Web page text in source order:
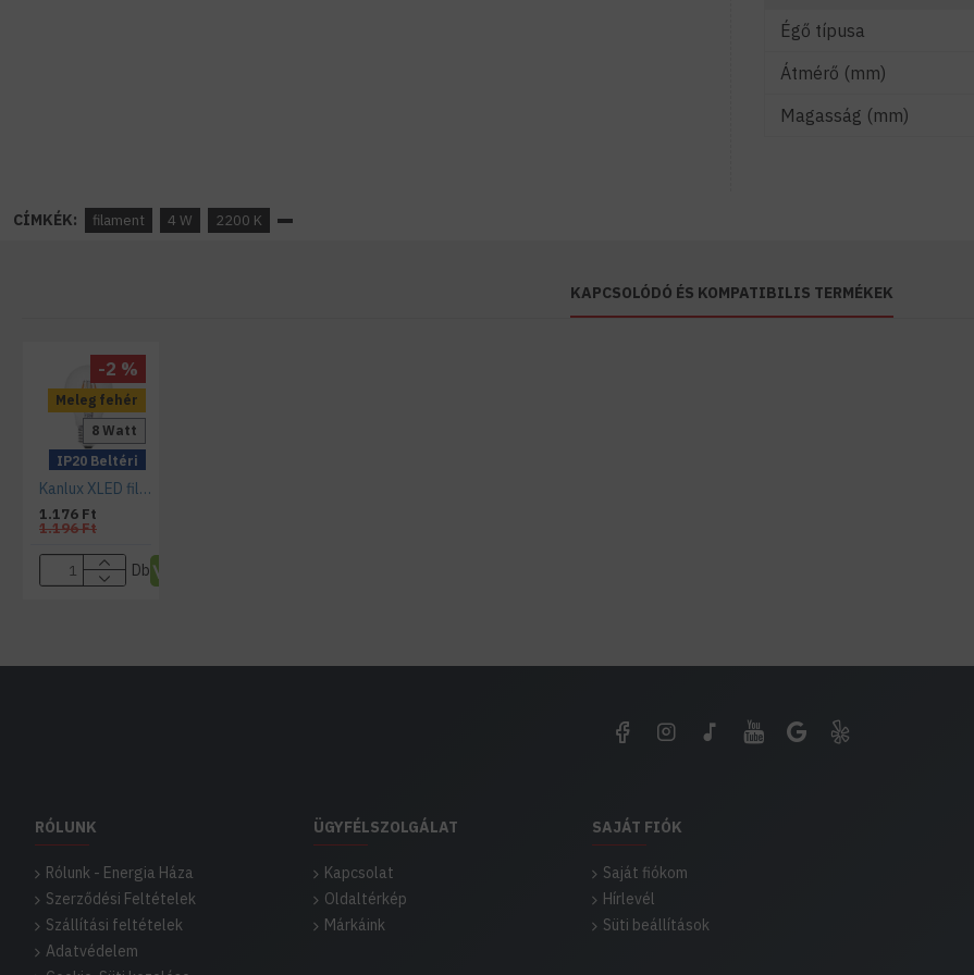
Égő típusa
Átmérő (mm)
Magasság (mm)
CÍMKÉK: filament 4 W 2200 K
KAPCSOLÓDÓ ÉS KOMPATIBILIS TERMÉKEK
Meleg fehér
IP20 Beltéri
8 Watt
-2 %
Kanlux XLED filament LED (E27, 8 Watt) fényforrás 2700K
1.176 Ft
1.196 Ft
Db
RÓLUNK
Rólunk - Energia Háza
Szerződési Feltételek
Szállítási feltételek
Adatvédelem
ÜGYFÉLSZOLGÁLAT
Kapcsolat
Oldaltérkép
Márkáink
SAJÁT FIÓK
Saját fiókom
Hírlevél
Süti beállítások